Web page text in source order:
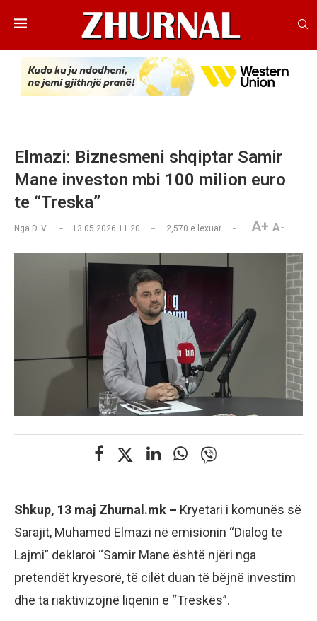
Elmazi: Biznesmeni shqiptar Samir
Mane investon mbi 100 milion euro
te “Treska”
Nga D. V. 13.05.2026 11:20 2,570 e lexuar A+ A-
Shkup, 13 maj Zhurnal.mk – Kryetari i komunës së
Sarajit, Muhamed Elmazi në emisionin “Dialog te
Lajmi” deklaroi “Samir Mane është njëri nga
pretendët kryesorë, të cilët duan të bëjnë investim
dhe ta riaktivizojnë liqenin e “Treskës”.